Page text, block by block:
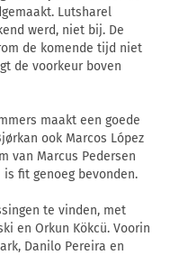
Lutsharel
werd, niet bij. De
de komende tijd niet
de voorkeur boven
maakt een goede
ook Marcos López
van Marcus Pedersen
fit genoeg bevonden.
te vinden, met
en Orkun Kökcü. Voorin
Danilo Pereira en